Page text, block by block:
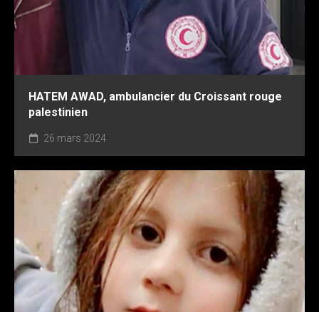
HATEM AWAD, ambulancier du Croissant rouge
palestinien
26 mars 2024